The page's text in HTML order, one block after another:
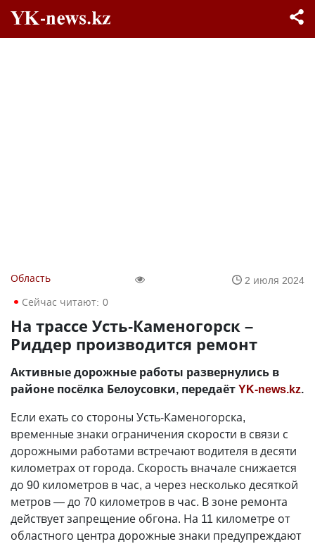
Область
2 июля 2024
Сейчас читают: 0
На трассе Усть-Каменогорск –
Риддер производится ремонт
Активные дорожные работы развернулись в
районе посёлка Белоусовки, передаётYK-news.kz.
Если ехать со стороны Усть-Каменогорска,
временные знаки ограничения скорости в связи с
дорожными работами встречают водителя в десяти
километрах от города. Скорость вначале снижается
до 90 километров в час, а через несколько десяткой
метров — до 70 километров в час. В зоне ремонта
действует запрещение обгона. На 11 километре от
областного центра дорожные знаки предупреждают